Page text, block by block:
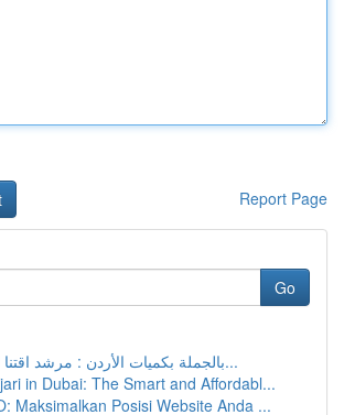
Report Page
Go
Red Bull بالجملة بكميات الأردن : مرشد اقتنا...
in Dubai: The Smart and Affordabl...
Maksimalkan Posisi Website Anda ...